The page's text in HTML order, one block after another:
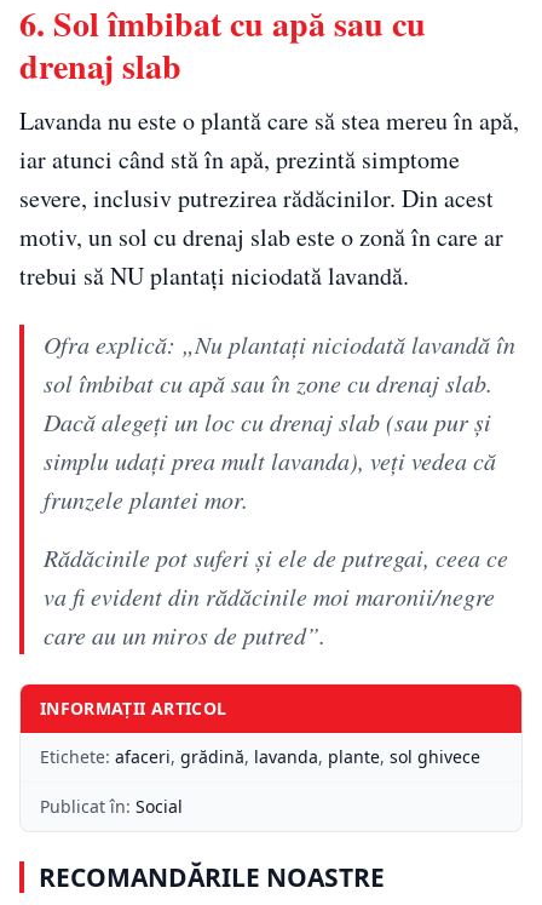
6. Sol îmbibat cu apă sau cu
drenaj slab
Lavanda nu este o plantă care să stea mereu în apă,
iar atunci când stă în apă, prezintă simptome
severe, inclusiv putrezirea rădăcinilor. Din acest
motiv, un sol cu ​​drenaj slab este o zonă în care ar
trebui să NU plantați niciodată lavandă.
Ofra explică: „Nu plantați niciodată lavandă în
sol îmbibat cu apă sau în zone cu drenaj slab.
Dacă alegeți un loc cu drenaj slab (sau pur și
simplu udați prea mult lavanda), veți vedea că
frunzele plantei mor.
Rădăcinile pot suferi și ele de putregai, ceea ce
va fi evident din rădăcinile moi maronii/negre
care au un miros de putred”.
INFORMAȚII ARTICOL
Etichete: afaceri, grădină, lavanda, plante, sol ghivece
Publicat în: Social
RECOMANDĂRILE NOASTRE